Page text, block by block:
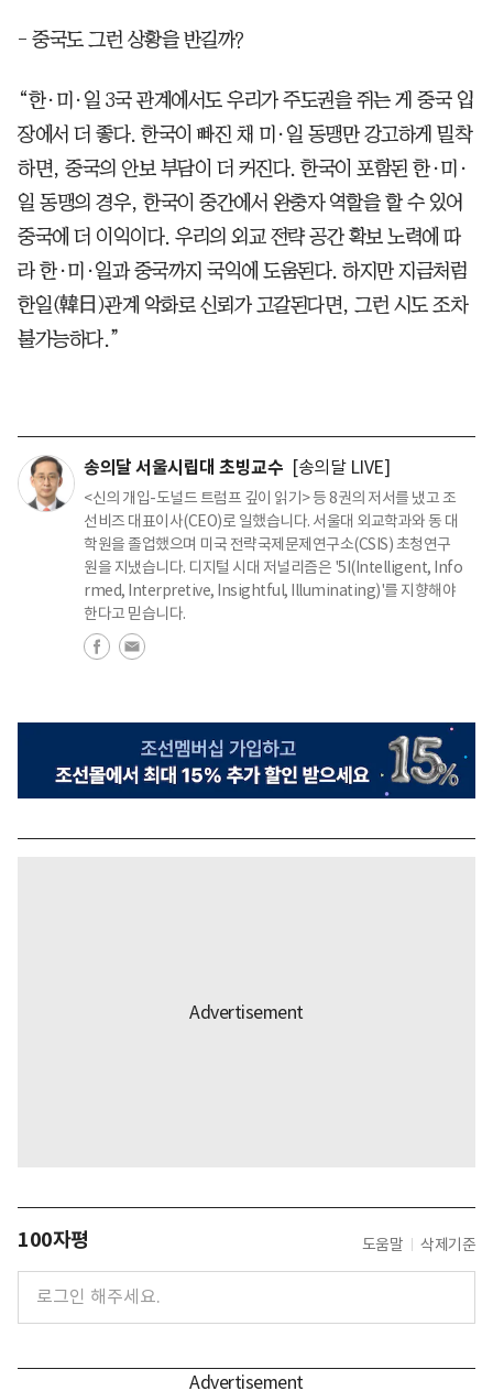
- 중국도 그런 상황을 반길까?
“한·미·일 3국 관계에서도 우리가 주도권을 쥐는 게 중국 입
장에서 더 좋다. 한국이 빠진 채 미·일 동맹만 강고하게 밀착
하면, 중국의 안보 부담이 더 커진다. 한국이 포함된 한·미·
일 동맹의 경우, 한국이 중간에서 완충자 역할을 할 수 있어
중국에 더 이익이다. 우리의 외교 전략 공간 확보 노력에 따
라 한·미·일과 중국까지 국익에 도움된다. 하지만 지금처럼
한일(韓日)관계 악화로 신뢰가 고갈된다면, 그런 시도 조차
불가능하다.”
송의달 서울시립대 초빙교수 [송의달 LIVE]
<신의 개입-도널드 트럼프 깊이 읽기> 등 8권의 저서를 냈고 조
선비즈 대표이사(CEO)로 일했습니다. 서울대 외교학과와 동 대
학원을 졸업했으며 미국 전략국제문제연구소(CSIS) 초청연구
원을 지냈습니다. 디지털 시대 저널리즘은 '5I(Intelligent, Info
rmed, Interpretive, Insightful, Illuminating)'를 지향해야
한다고 믿습니다.
100자평 도움말 삭제기준